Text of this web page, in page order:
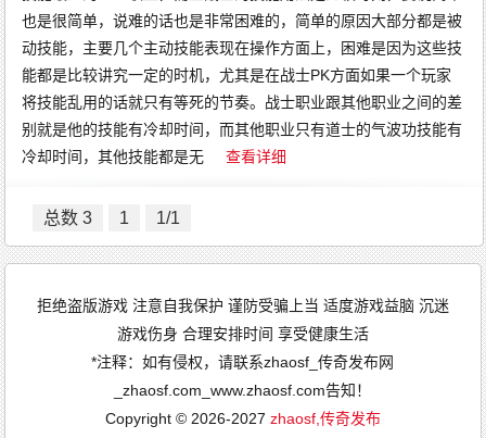
也是很简单，说难的话也是非常困难的，简单的原因大部分都是被
动技能，主要几个主动技能表现在操作方面上，困难是因为这些技
能都是比较讲究一定的时机，尤其是在战士PK方面如果一个玩家
将技能乱用的话就只有等死的节奏。战士职业跟其他职业之间的差
别就是他的技能有冷却时间，而其他职业只有道士的气波功技能有
冷却时间，其他技能都是无
查看详细
总数 3 1 1/1
拒绝盗版游戏 注意自我保护 谨防受骗上当 适度游戏益脑 沉迷
游戏伤身 合理安排时间 享受健康生活
*注释：如有侵权，请联系zhaosf_传奇发布网
_zhaosf.com_www.zhaosf.com告知！
Copyright © 2026-2027 zhaosf,传奇发布